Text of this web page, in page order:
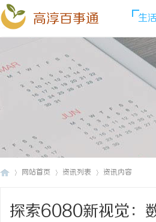
高淳百事通 生
网站首页 资讯列表 资讯内容
探索6080新视觉：